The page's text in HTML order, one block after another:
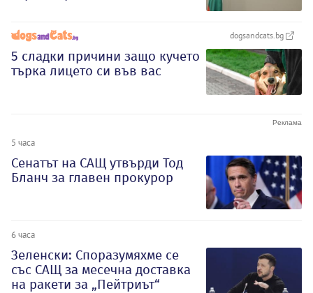
dogsandcats.bg
5 сладки причини защо кучето
търка лицето си във вас
5 часа
Сенатът на САЩ утвърди Тод
Бланч за главен прокурор
6 часа
Зеленски: Споразумяхме се
със САЩ за месечна доставка
на ракети за „Пейтриът“